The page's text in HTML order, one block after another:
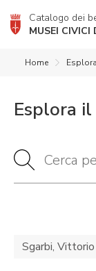
Catalogo dei
MUSEI CIVICI
Home
Esplora
Sgarbi, Vittorio